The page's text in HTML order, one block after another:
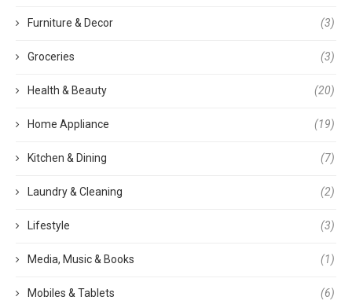
Furniture & Decor (3)
Groceries (3)
Health & Beauty (20)
Home Appliance (19)
Kitchen & Dining (7)
Laundry & Cleaning (2)
Lifestyle (3)
Media, Music & Books (1)
Mobiles & Tablets (6)